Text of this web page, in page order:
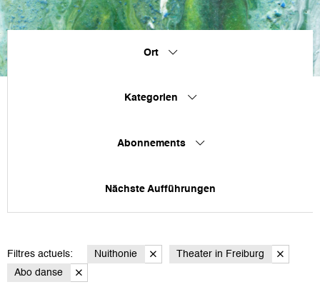
Ort
Kategorien
Abonnements
Nächste Aufführungen
Filtres actuels: Nuithonie
Theater in Freiburg
Abo danse